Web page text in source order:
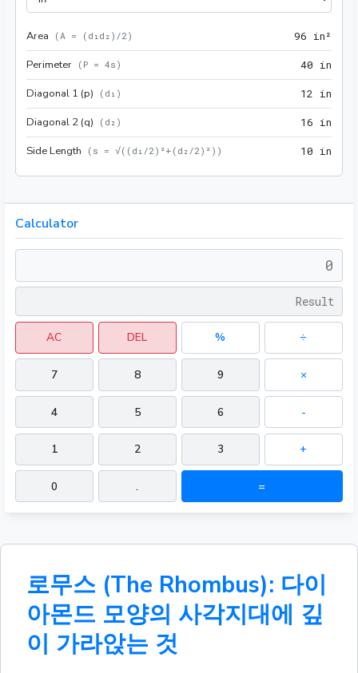
Area (A = (d₁d₂)/2) 96 in²
Perimeter ( P = 4s ) 40 in
Diagonal 1 (p) ( d₁ ) 12 in
Diagonal 2 (q) ( d₂ ) 16 in
Side Length ( s = √((d₁/2)²+(d₂/2)²) ) 10 in
Calculator
AC DEL % ÷
7 8 9 ×
4 5 6 -
1 2 3 +
0 . =
로무스 (The Rhombus): 다이
아몬드 모양의 사각지대에 깊
이 가라앉는 것